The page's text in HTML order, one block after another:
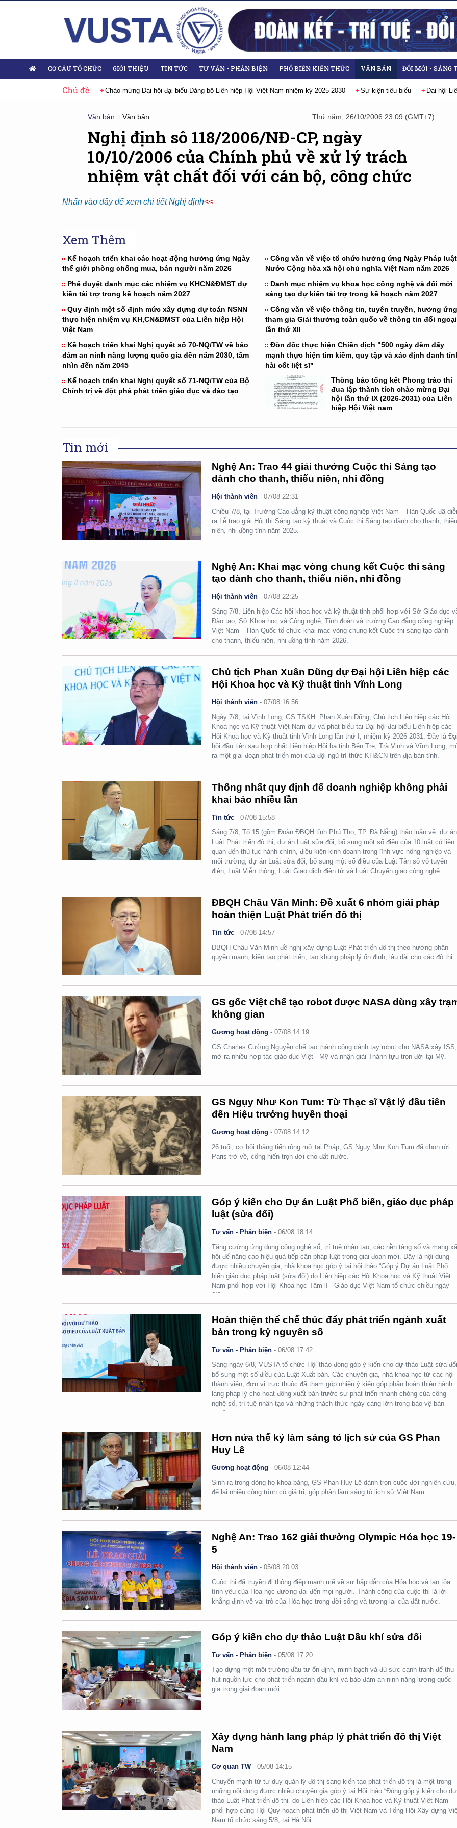
CƠ CẤU TỔ CHỨC GIỚI THIỆU TIN TỨC TƯ VẤN - PHẢN BIỆN PHỔ BIẾN KIẾN THỨC VĂN BẢN ĐỔI MỚI - SÁNG
Chủ đề:
hội lần thứ XIV của Đảng Chào mừng Đại hội đại biểu Đảng bộ Liên hiệp Hội Việt Nam nhiệm kỳ 2025-2030 Sự kiện tiêu biểu Đại hội
Văn bản Văn bản Thứ năm, 26/10/2006 23:09 (GMT+7)
Nghị định sô 118/2006/NĐ-CP, ngày
10/10/2006 của Chính phủ về xử lý trách
nhiệm vật chất đối với cán bộ, công chức
Nhấn vào đây để xem chi tiết Nghị định<<
Xem Thêm
Kế hoạch triển khai các hoạt động hưởng ứng Ngày
thế giới phòng chống mua, bán người năm 2026
Công văn về việc tổ chức hưởng ứng Ngày Pháp luật
Nước Cộng hòa xã hội chủ nghĩa Việt Nam năm 2026
Phê duyệt danh mục các nhiệm vụ KHCN&ĐMST dự
kiến tài trợ trong kế hoạch năm 2027
Danh mục nhiệm vụ khoa học công nghệ và đổi mới
sáng tạo dự kiến tài trợ trong kế hoạch năm 2027
Quy định một số định mức xây dựng dự toán NSNN
thực hiện nhiệm vụ KH,CN&ĐMST của Liên hiệp Hội
Việt Nam
Công văn về việc thông tin, tuyên truyền, hưởng
tham gia Giải thưởng toàn quốc về thông tin đối ngoại
lần thứ XII
Kế hoạch triển khai Nghị quyết số 70-NQ/TW về bảo
đảm an ninh năng lượng quốc gia đến năm 2030, tầm
nhìn đến năm 2045
Đôn đốc thực hiện Chiến dịch "500 ngày đêm đẩy
mạnh thực hiện tìm kiếm, quy tập và xác định danh
hài cốt liệt sĩ"
Kế hoạch triển khai Nghị quyết số 71-NQ/TW của Bộ
Chính trị về đột phá phát triển giáo dục và đào tạo
Thông báo tổng kết Phong trào thi
đua lập thành tích chào mừng Đại
hội lần thứ IX (2026-2031) của Liên
hiệp Hội Việt nam
Tin mới
Nghệ An: Trao 44 giải thưởng Cuộc thi Sáng tạo
dành cho thanh, thiếu niên, nhi đồng
Hội thành viên -07/08 22:31
Chiều 7/8, tại Trường Cao đẳng kỹ thuật công nghiệp Việt Nam – Hàn Quốc đã
ra Lễ trao giải Hội thi Sáng tạo kỹ thuật và Cuộc thi Sáng tạo dành cho thanh,
niên, nhi đồng tỉnh năm 2025.
Nghệ An: Khai mạc vòng chung kết Cuộc thi sáng
tạo dành cho thanh, thiếu niên, nhi đồng
Hội thành viên -07/08 22:25
Sáng 7/8, Liên hiệp Các hội khoa học và kỹ thuật tỉnh phối hợp với Sở Giáo dục
Đào tạo, Sở Khoa học và Công nghệ, Tỉnh đoàn và trường Cao đẳng công nghiệp
Việt Nam – Hàn Quốc tổ chức khai mạc vòng chung kết Cuộc thi sáng tạo dành
cho thanh, thiếu niên, nhi đồng tỉnh năm 2026.
Chủ tịch Phan Xuân Dũng dự Đại hội Liên hiệp các
Hội Khoa học và Kỹ thuật tỉnh Vĩnh Long
Hội thành viên -07/08 16:56
Ngày 7/8, tại Vĩnh Long, GS.TSKH. Phan Xuân Dũng, Chủ tịch Liên hiệp các Hội
Khoa học và Kỹ thuật Việt Nam dự và phát biểu tại Đại hội đại biểu Liên hiệp các
Hội Khoa học và Kỹ thuật tỉnh Vĩnh Long lần thứ I, nhiệm kỳ 2026-2031. Đây là
hội đầu tiên sau hợp nhất Liên hiệp Hội ba tỉnh Bến Tre, Trà Vinh và Vĩnh Long,
ra một giai đoạn phát triển mới của đội ngũ trí thức KH&CN trên địa bàn tỉnh.
Thống nhất quy định để doanh nghiệp không phải
khai báo nhiều lần
Tin tức -07/08 15:58
Sáng 7/8, Tổ 15 (gồm Đoàn ĐBQH tỉnh Phú Thọ, TP. Đà Nẵng) thảo luận về: dự án
Luật Phát triển đô thị; dự án Luật sửa đổi, bổ sung một số điều của 10 luật có liên
quan đến thủ tục hành chính, điều kiện kinh doanh trong lĩnh vực nông nghiệp và
môi trường; dự án Luật sửa đổi, bổ sung một số điều của Luật Tần số vô tuyến
điện, Luật Viễn thông, Luật Giao dịch điện tử và Luật Chuyển giao công nghệ.
ĐBQH Châu Văn Minh: Đề xuất 6 nhóm giải pháp
hoàn thiện Luật Phát triển đô thị
Tin tức -07/08 14:57
ĐBQH Châu Văn Minh đề nghị xây dựng Luật Phát triển đô thị theo hướng phân
quyền mạnh, kiến tạo phát triển, tạo khung pháp lý ổn định, lâu dài cho các đô thị.
GS gốc Việt chế tạo robot được NASA dùng xây
không gian
Gương hoạt động -07/08 14:19
GS Charles Cường Nguyễn chế tạo thành công cánh tay robot cho NASA xây ISS,
mở ra nhiều hợp tác giáo dục Việt - Mỹ và nhận giải Thành tựu trọn đời tại Mỹ.
GS Ngụy Như Kon Tum: Từ Thạc sĩ Vật lý đầu tiên
đến Hiệu trưởng huyền thoại
Gương hoạt động -07/08 14:12
26 tuổi, cơ hội thăng tiến rộng mở tại Pháp, GS Ngụy Như Kon Tum đã chọn rời
Paris trở về, cống hiến trọn đời cho đất nước.
Góp ý kiến cho Dự án Luật Phổ biến, giáo dục pháp
luật (sửa đổi)
Tư vấn - Phản biện -06/08 18:14
Tăng cường ứng dụng công nghệ số, trí tuệ nhân tạo, các nền tảng số và mạng
hội để nâng cao hiệu quả tiếp cận pháp luật trong giai đoạn mới. Đây là nội dung
được nhiều chuyên gia, nhà khoa học góp ý tại hội thảo “Góp ý Dự án Luật Phổ
biến giáo dục pháp luật (sửa đổi) do Liên hiệp các Hội Khoa học và Kỹ thuật Việt
Nam phối hợp với Hội Khoa học Tâm lí - Giáo dục Việt Nam tổ chức chiều ngày
6/8.
Hoàn thiện thể chế thúc đẩy phát triển ngành xuất
bản trong kỷ nguyên số
Tư vấn - Phản biện -06/08 17:42
Sáng ngày 6/8, VUSTA tổ chức Hội thảo đóng góp ý kiến cho dự thảo Luật sửa
bổ sung một số điều của Luật Xuất bản. Các chuyên gia, nhà khoa học từ các hội
thành viên, đơn vị trực thuộc đã tham góp nhiều ý kiến góp phần hoàn thiện hành
lang pháp lý cho hoạt động xuất bản trước sự phát triển nhanh chóng của công
nghệ số, trí tuệ nhân tạo và những thách thức ngày càng lớn trong bảo vệ bản
quyền.
Hơn nửa thế kỷ làm sáng tỏ lịch sử của GS Phan
Huy Lê
Gương hoạt động -06/08 12:44
Sinh ra trong dòng họ khoa bảng, GS Phan Huy Lê dành trọn cuộc đời nghiên cứu,
để lại nhiều công trình có giá trị, góp phần làm sáng tỏ lịch sử Việt Nam.
Nghệ An: Trao 162 giải thưởng Olympic Hóa học 19-
5
Hội thành viên -05/08 20:03
Cuộc thi đã truyền đi thông điệp mạnh mẽ về sự hấp dẫn của Hóa học và lan tỏa
tình yêu của Hóa học đương đại đến mọi người. Thành công của cuộc thi là lời
khẳng định về vai trò của Hóa học trong đời sống và tương lai của đất nước.
Góp ý kiến cho dự thảo Luật Dầu khí sửa đổi
Tư vấn - Phản biện -05/08 17:20
Tạo dựng một môi trường đầu tư ổn định, minh bạch và đủ sức cạnh tranh để thu
hút nguồn lực cho phát triển ngành dầu khí và bảo đảm an ninh năng lượng quốc
gia trong giai đoạn mới…
Xây dựng hành lang pháp lý phát triển đô thị Việt
Nam
Cơ quan TW-05/08 14:15
Chuyển mạnh từ tư duy quản lý đô thị sang kiến tạo phát triển đô thị là một trong
những nội dung được nhiều chuyên gia góp ý tại Hội thảo “Đóng góp ý kiến cho dự
thảo Luật Phát triển đô thị” do Liên hiệp các Hội Khoa học và Kỹ thuật Việt Nam
phối hợp cùng Hội Quy hoạch phát triển đô thị Việt Nam và Tổng Hội Xây dựng
Nam tổ chức sáng 5/8, tại Hà Nội.